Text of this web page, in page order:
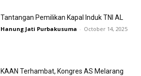
Tantangan Pemilikan Kapal Induk TNI AL
Hanung Jati Purbakusuma - October 14, 2025
KAAN Terhambat, Kongres AS Melarang